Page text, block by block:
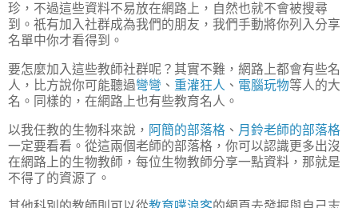
珍，不過這些資料不易放在網路上，自然也就不會被搜尋
到。祇有加入社群成為我們的朋友，我們手動將你列入分享
名單中你才看得到。
要怎麼加入這些教師社群呢？其實不難，網路上都會有些名
人，比方說你可能聽過彎彎 、 重灌狂人 、 電腦玩物等人的大
名。同樣的，在網路上也有些教育名人。
以我任教的生物科來說， 阿簡的部落格 、 月鈴老師的部落格
一定要看看。從這兩個老師的部落格，你可以認識更多出沒
在網路上的生物教師，每位生物教師分享一點資料，那就是
不得了的資源了。